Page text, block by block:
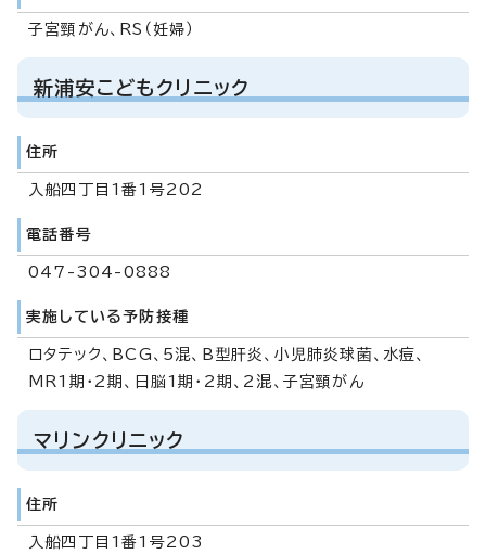
子宮頸がん、RS（妊婦）
新浦安こどもクリニック
住所
入船四丁目1番1号202
電話番号
047-304-0888
実施している予防接種
ロタテック、BCG、5混、B型肝炎、小児肺炎球菌、水痘、
MR1期・2期、日脳1期・2期、2混、子宮頸がん
マリンクリニック
住所
入船四丁目1番1号203